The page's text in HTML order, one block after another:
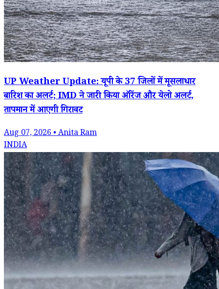
UP Weather Update: यूपी के 37 जिलों में मूसलाधार
बारिश का अलर्ट; IMD ने जारी किया ऑरेंज और येलो अलर्ट,
तापमान में आएगी गिरावट
Aug 07, 2026 • Anita Ram
INDIA